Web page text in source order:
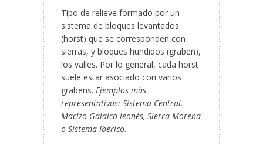
Tipo de relieve formado por un
sistema de bloques levantados
(horst) que se corresponden con
sierras, y bloques hundidos (graben),
los valles. Por lo general, cada horst
suele estar asociado con varios
grabens. Ejemplos más
representativos: Sistema Central,
Macizo Galaico-leonés, Sierra Morena
o Sistema Ibérico.